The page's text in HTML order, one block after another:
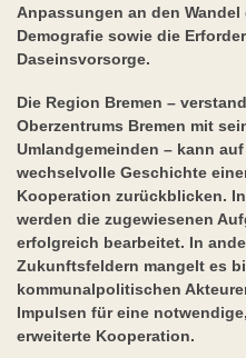
Anpassungen an den
Demografie sowie die
Daseinsvorsorge.
Die Region Bremen –
Oberzentrums Bremen mit
Umlandgemeinden – kann
wechselvolle Geschichte
Kooperation zurückblicken.
werden die zugewiesenen
erfolgreich bearbeitet. In
Zukunftsfeldern mangelt es
kommunalpolitischen
Impulsen für eine
erweiterte Kooperation.